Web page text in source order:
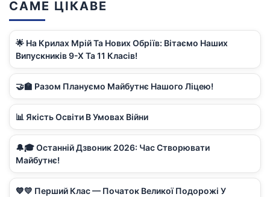
САМЕ ЦІКАВЕ
🌟 На Крилах Мрій Та Нових Обріїв: Вітаємо Наших
Випускників 9-Х Та 11 Класів!
🤝🏫 Разом Плануємо Майбутнє Нашого Ліцею!
📊 Якість Освіти В Умовах Війни
🔔🎓 Останній Дзвоник 2026: Час Створювати
Майбутнє!
💙💛 Перший Клас — Початок Великої Подорожі У